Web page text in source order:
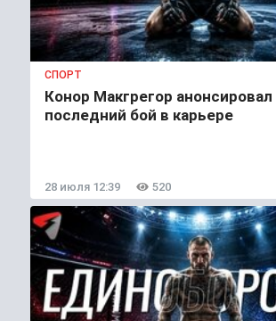
СПОРТ
Конор Макгрегор анонсировал
последний бой в карьере
28 июля 12:39 520